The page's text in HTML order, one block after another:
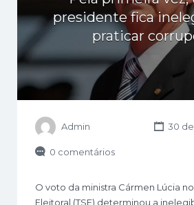
presidente fica
praticar
Admin 30
0 comentários
O voto da ministra Cármen Lúcia
Eleitoral (TSE) determinou a